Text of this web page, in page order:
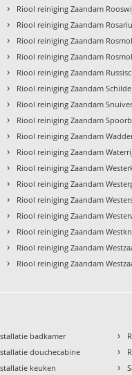
› Riool reiniging Zaandam
› Riool reiniging Zaandam
› Riool reiniging Zaandam
› Riool reiniging Zaandam
› Riool reiniging Zaandam
› Riool reiniging Zaandam
› Riool reiniging Zaandam
› Riool reiniging Zaandam
› Riool reiniging Zaandam
› Riool reiniging Zaandam
› Riool reiniging Zaandam
› Riool reiniging Zaandam
› Riool reiniging Zaandam
› Riool reiniging Zaandam
› Riool reiniging Zaandam
› Riool reiniging Zaandam
› Riool reiniging Zaandam
badkamer
douchecabine
keuken
›
›
›